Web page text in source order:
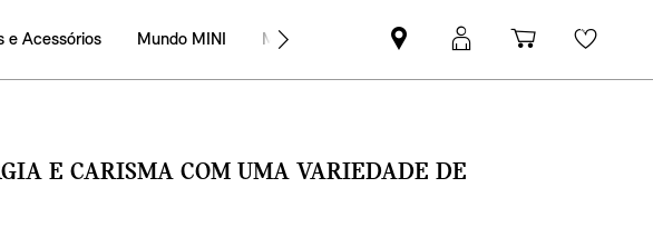
e Acessórios Mundo MINI MINI Empresas
Pesquisar
parceiro
Iniciar
sessão
Carrinho
de
E CARISMA COM UMA VARIEDADE DE